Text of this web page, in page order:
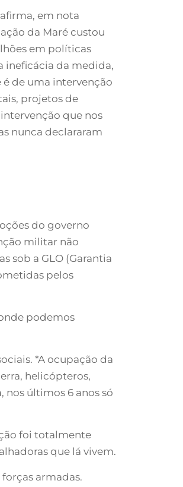
em nota
da Maré custou
em políticas
ineficácia da medida,
é de uma intervenção
projetos de
que nos
nunca declararam
do governo
militar não
sob a GLO (Garantia
pelos
podemos
*A ocupação da
helicópteros,
últimos 6 anos só
foi totalmente
que lá vivem.
armadas.